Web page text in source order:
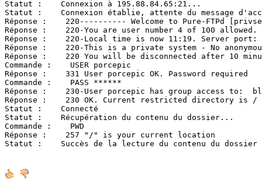
Statut :    Connexion à 195.88.84.65:21...
Statut :    Connexion établie, attente du message
Réponse :    220---------- Welcome to Pure-FTPd
Réponse :    220-You are user number 4 of 100 allowed.
Réponse :    220-Local time is now 11:19. Server port:
Réponse :    220-This is a private system - No
Réponse :    220 You will be disconnected after 10
Commande :    USER porcepic
Réponse :    331 User porcepic OK. Password required
Commande :    PASS ******
Réponse :    230-User porcepic has group access
Réponse :    230 OK. Current restricted directory is /
Statut :    Connecté
Statut :    Récupération du contenu du dossier...
Commande :    PWD
Réponse :    257 "/" is your current location
Statut :    Succès de la lecture du contenu du dossier